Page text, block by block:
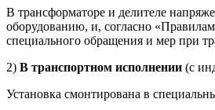
В трансформаторе и делителе
оборудованию, и, согласно
специального обращения и мер при
2) В транспортном исполнении (с
Установка смонтирована в